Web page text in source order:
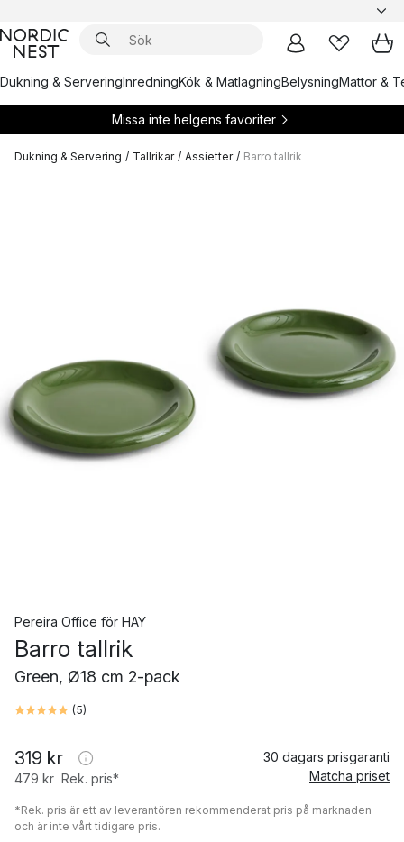
Dukning & ServeringInredningKök & MatlagningBelysningMattor &
Missa inte helgens favoriter
Dukning & Servering / Tallrikar / Assietter / Barro tallrik
Pereira Office för HAY
Barro tallrik
Green, Ø18 cm 2-pack
(5)
319 kr
479 kr Rek. pris*
30 dagars prisgaranti
Matcha priset
*Rek. pris är ett av leverantören rekommenderat pris på marknaden
och är inte vårt tidigare pris.